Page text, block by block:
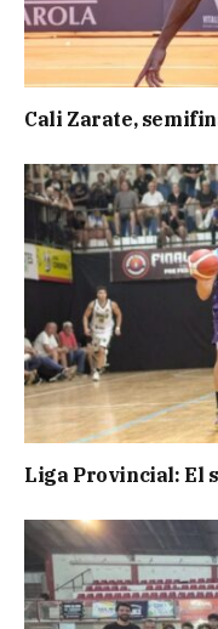
Cali Zarate,
Liga Provincial: El